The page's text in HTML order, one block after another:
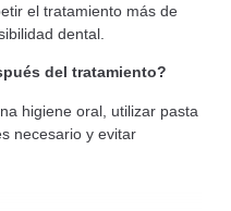
el tratamiento más de
dental.
del tratamiento?
higiene oral, utilizar pasta
necesario y evitar